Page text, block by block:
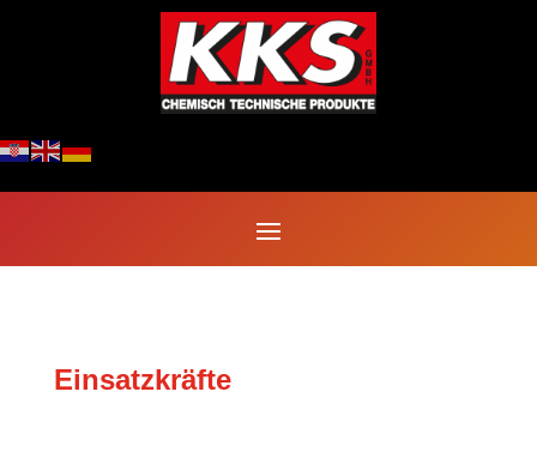
Einsatzkräfte